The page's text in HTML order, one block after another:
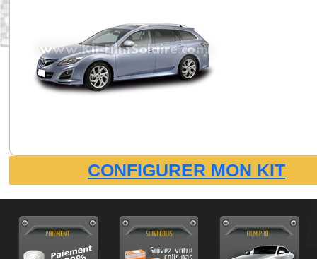
CONFIGURER MON KIT